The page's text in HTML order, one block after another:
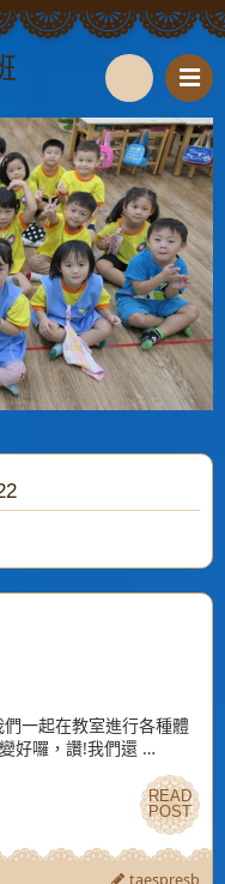
S
e
a
r
c
h
一起在教室進行各種體
好囉，讚!我們還 …
READ
POST
READ
POST
taespresb